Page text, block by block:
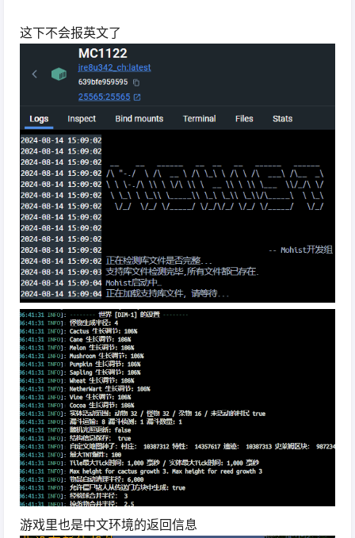
这下不会报英文了
游戏里也是中文环境的返回信息